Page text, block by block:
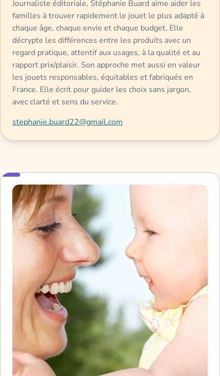
Journaliste éditoriale, Stéphanie Buard aime aider les
familles à trouver rapidement le jouet le plus adapté à
chaque âge, chaque envie et chaque budget. Elle
décrypte les différences entre les produits avec un
regard pratique, attentif aux usages, à la qualité et au
rapport prix/plaisir. Son approche met aussi en valeur
les jouets responsables, équitables et fabriqués en
France. Elle écrit pour guider les choix sans jargon,
avec clarté et sens du service.
stephanie.buard22@gmail.com